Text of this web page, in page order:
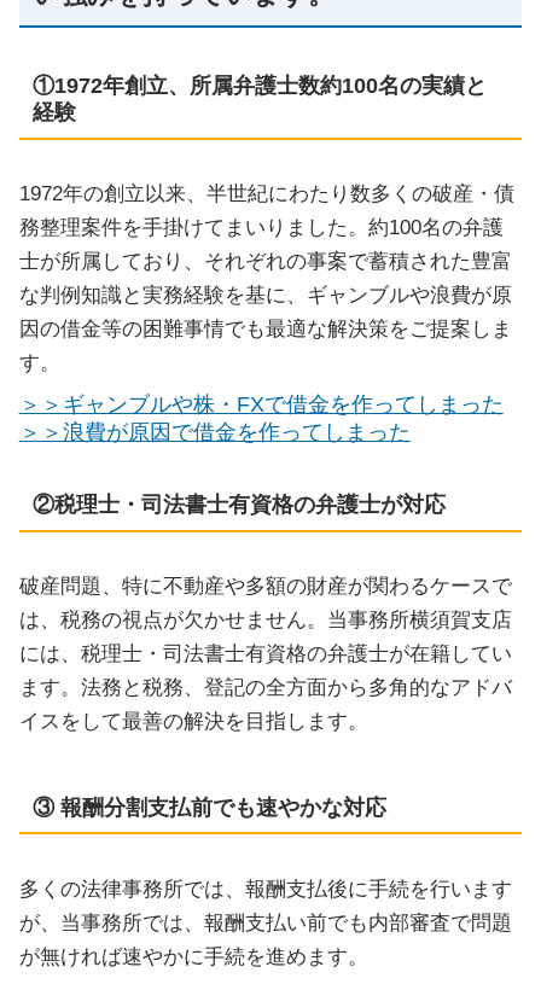
①1972年創立、所属弁護士数約100名の実績と
経験
1972年の創立以来、半世紀にわたり数多くの破産・債
務整理案件を手掛けてまいりました。約100名の弁護
士が所属しており、それぞれの事案で蓄積された豊富
な判例知識と実務経験を基に、ギャンブルや浪費が原
因の借金等の困難事情でも最適な解決策をご提案しま
す。
＞＞ギャンブルや株・FXで借金を作ってしまった
＞＞浪費が原因で借金を作ってしまった
②税理士・司法書士有資格の弁護士が対応
破産問題、特に不動産や多額の財産が関わるケースで
は、税務の視点が欠かせません。当事務所横須賀支店
には、税理士・司法書士有資格の弁護士が在籍してい
ます。法務と税務、登記の全方面から多角的なアドバ
イスをして最善の解決を目指します。
③ 報酬分割支払前でも速やかな対応
多くの法律事務所では、報酬支払後に手続を行います
が、当事務所では、報酬支払い前でも内部審査で問題
が無ければ速やかに手続を進めます。